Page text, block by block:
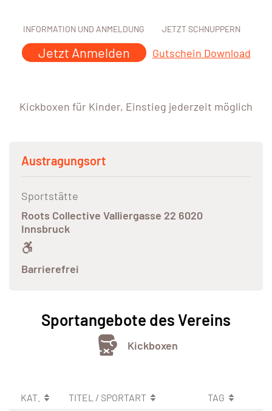
INFORMATION UND ANMELDUNG
Jetzt Anmelden
JETZT SCHNUPPERN
Gutschein Download
Kickboxen für Kinder, Einstieg jederzeit möglich
Austragungsort
Sportstätte
Roots Collective Valliergasse 22 6020
Innsbruck
Barrierefrei
Sportangebote des Vereins
Kickboxen
KAT. TITEL / SPORTART
TAG